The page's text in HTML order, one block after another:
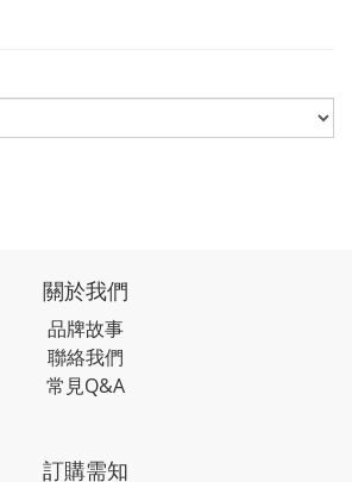
關於我們
品牌故事
聯絡我們
常見Q&A
訂購需知